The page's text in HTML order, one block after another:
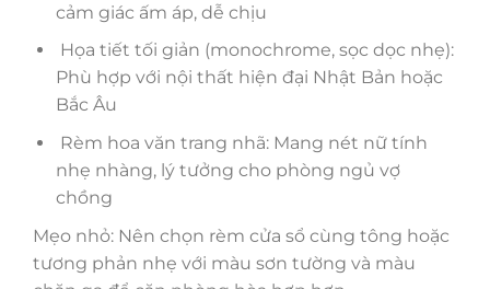
cảm giác ấm áp, dễ chịu
Họa tiết tối giản (monochrome, sọc dọc nhẹ):
Phù hợp với nội thất hiện đại Nhật Bản hoặc
Bắc Âu
Rèm hoa văn trang nhã: Mang nét nữ tính
nhẹ nhàng, lý tưởng cho phòng ngủ vợ
chồng
Mẹo nhỏ: Nên chọn rèm cửa sổ cùng tông hoặc
tương phản nhẹ với màu sơn tường và màu